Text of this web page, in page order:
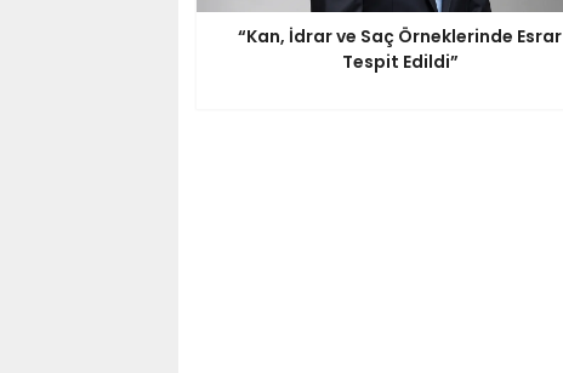
“Kan, İdrar ve Saç Örneklerinde Esrar
Tespit Edildi”